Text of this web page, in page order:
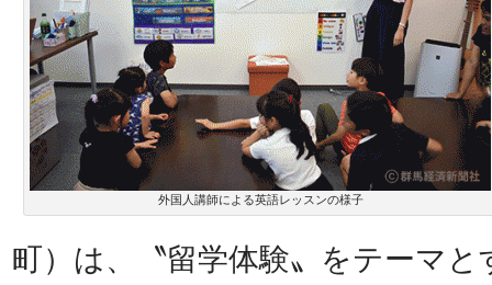
外国人講師による英語レッスンの様子
町）は、〝留学体験〟をテーマ